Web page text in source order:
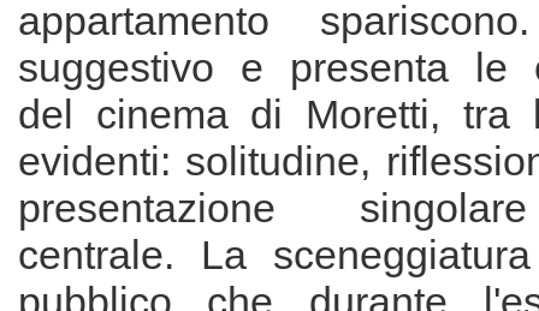
appartamento
suggestivo e presenta le
del cinema di Moretti, tra
evidenti: solitudine,
presentazione
centrale. La
pubblico che durante